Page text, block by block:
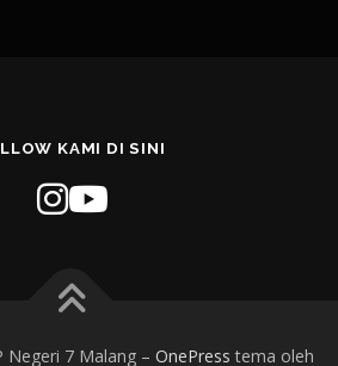
KAMI DI SINI
Negeri 7 Malang – OnePress tema oleh